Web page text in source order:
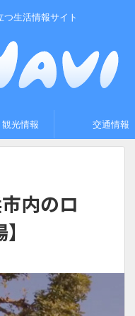
生活情報サイト
光情報 交通情報
内のロ